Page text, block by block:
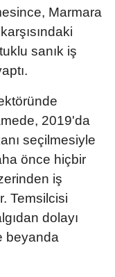
Marmara
sanık iş
2019'da
seçilmesiyle
önce hiçbir
iş
Temsilcisi
dolayı
beyanda